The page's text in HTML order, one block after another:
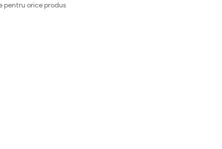
pentru orice produs